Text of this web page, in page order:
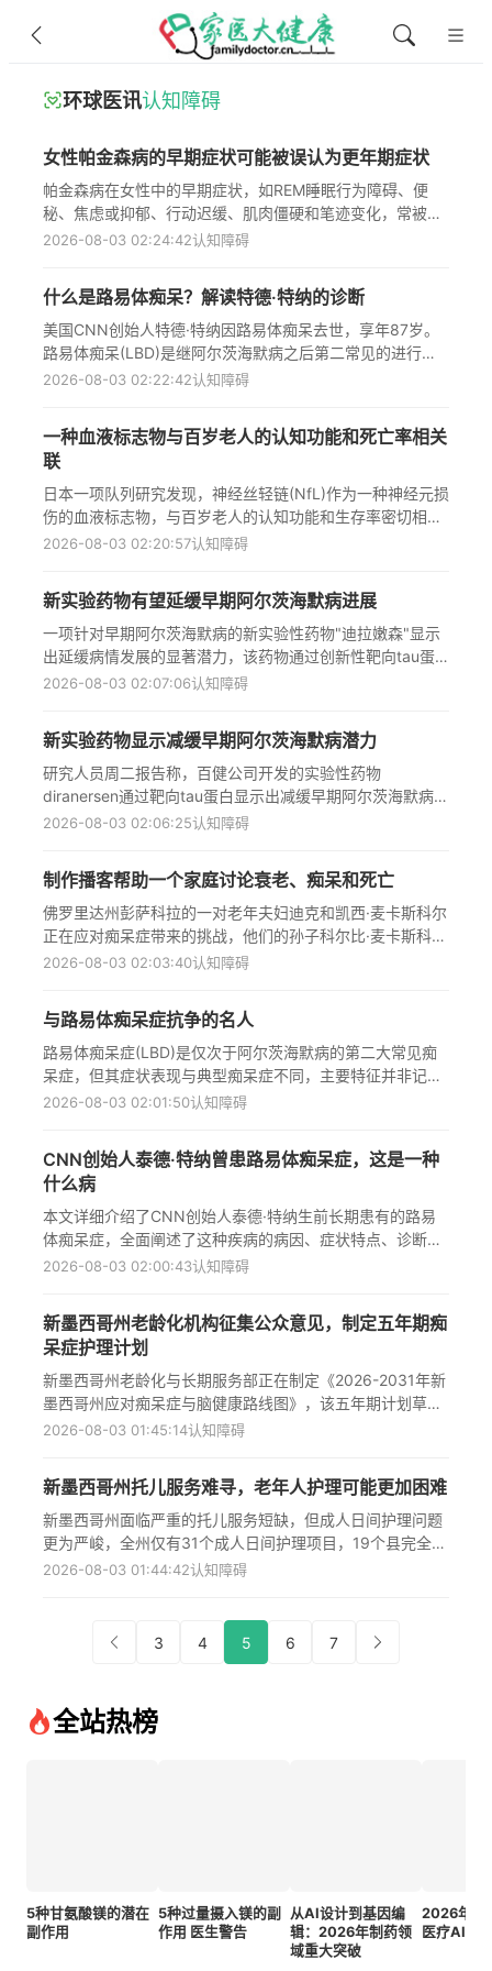
环球医讯认知障碍
女性帕金森病的早期症状可能被误认为更年期症状
帕金森病在女性中的早期症状，如REM睡眠行为障碍、便
秘、焦虑或抑郁、行动迟缓、肌肉僵硬和笔迹变化，常被误
认为是更年期症状而被忽视。文章详细介绍了女性帕金森病
女性帕金森病的早期识别和治疗效果，对于50岁左右的女性
群体尤其重要，因为这一年龄段正值更年期，症状易被混
淆。
2026-08-03 02:24:42认知障碍
什么是路易体痴呆？解读特德·特纳的诊断
美国CNN创始人特德·特纳因路易体痴呆去世，享年87岁。
路易体痴呆(LBD)是继阿尔茨海默病之后第二常见的进行性
痴呆类型，患者确诊后生存期通常为2至20年。该病症状包
目前尚无治愈方法，但胆碱酯酶抑制剂等药物可帮助缓解症
状，不过患者对药物极为敏感，需谨慎用药，错误用药可能
加剧病情甚至危及生命。
2026-08-03 02:22:42认知障碍
一种血液标志物与百岁老人的认知功能和死亡率相关
联
日本一项队列研究发现，神经丝轻链(NfL)作为一种神经元损
伤的血液标志物，与百岁老人的认知功能和生存率密切相
关。研究表明，较高的血浆NfL水平与简易精神状态检查
1.57）。相比之下，阿尔茨海默病相关生物标志物如β-淀粉
样蛋白42/40和磷酸化tau 181与死亡率的关联较弱，提示非
β-淀粉样蛋白病理或影响神经退行性的系统性病理可能在百
岁老人的发病和死亡中起更重要作用，这与近期发现的百岁
2026-08-03 02:20:57认知障碍
新实验药物有望延缓早期阿尔茨海默病进展
一项针对早期阿尔茨海默病的新实验性药物"迪拉嫩森"显示
出延缓病情发展的显著潜力，该药物通过创新性靶向tau蛋
白而非传统淀粉样蛋白的治疗路径，为影响全球数千万患者
试者中效果与现有淀粉样蛋白疗法相当，副作用仅限注射部
位疼痛和短暂混乱状态，无脑部炎症风险。百健公司正推进
大规模临床验证，同时加州大学旧金山分校启动的"阿尔茨海
默病tau蛋白平台"研究正测试包括tau疫苗在内的多种创新疗
2026-08-03 02:07:06认知障碍
新实验药物显示减缓早期阿尔茨海默病潜力
研究人员周二报告称，百健公司开发的实验性药物
diranersen通过靶向tau蛋白显示出减缓早期阿尔茨海默病的
潜力，这是一种与当前清除淀粉样蛋白治疗方法明显不同的
认知能力下降的迹象，在400人研究的一个小样本中效果与
现有淀粉样蛋白疗法相当。专家们持谨慎乐观态度，认为这
一进展将重新激发对tau机制的研究兴趣，为影响全球数千
万人的阿尔茨海默病治疗带来新希望，且没有出现抗淀粉样
2026-08-03 02:06:25认知障碍
制作播客帮助一个家庭讨论衰老、痴呆和死亡
佛罗里达州彭萨科拉的一对老年夫妇迪克和凯西·麦卡斯科尔
正在应对痴呆症带来的挑战，他们的孙子科尔比·麦卡斯科尔
通过制作名为《亲爱的爷爷》的播客，帮助全家人开始讨论
数百个参赛作品中脱颖而出，真实记录了一个家庭如何学会
谈论困难话题的过程。通过这部音频信件，科尔比终于能够
表达对祖父母日渐老去的担忧，而他的祖父母也得以分享感
受，这种开放对话减轻了科尔比对未来的恐惧，让全家关系
2026-08-03 02:03:40认知障碍
与路易体痴呆症抗争的名人
路易体痴呆症(LBD)是仅次于阿尔茨海默病的第二大常见痴
呆症，但其症状表现与典型痴呆症不同，主要特征并非记忆
丧失。本文详细介绍了八位与路易体痴呆症抗争的名人，包
福在一起"乐队成员马克·沃尔曼、亚马逊创始人杰夫·贝佐斯
的母亲杰基·贝佐斯、棒球明星汤姆·西弗以及法国演员娜塔
莉·贝伊，通过他们的真实经历展现了这种疾病对患者及其家
人的深远影响和挑战。
2026-08-03 02:01:50认知障碍
CNN创始人泰德·特纳曾患路易体痴呆症，这是一种
什么病
本文详细介绍了CNN创始人泰德·特纳生前长期患有的路易
体痴呆症，全面阐述了这种疾病的病因、症状特点、诊断方
法及治疗可能性。作为第二常见的痴呆类型，路易体痴呆症
等，目前尚无治愈方法，但通过药物治疗、物理疗法和行为
干预可有效控制症状，早期准确诊断对维持患者生活质量具
有关键意义，值得公众关注和了解。
2026-08-03 02:00:43认知障碍
新墨西哥州老龄化机构征集公众意见，制定五年期痴
呆症护理计划
新墨西哥州老龄化与长期服务部正在制定《2026-2031年新
墨西哥州应对痴呆症与脑健康路线图》，该五年期计划草案
确定了五个优先领域，包括扩大公众教育并促进早期检测、
痴呆症患者群体，特别是截至2020年已有4.6万名65岁以上
居民患有阿尔茨海默病（该病在2023年成为该州第八大死
因）的现状，提出了多项具体行动方案，如开发标准化资源
工具包、扩大护理人员支持服务等，并通过六月举行的意见
2026-08-03 01:45:14认知障碍
新墨西哥州托儿服务难寻，老年人护理可能更加困难
新墨西哥州面临严重的托儿服务短缺，但成人日间护理问题
更为严峻，全州仅有31个成人日间护理项目，19个县完全没
有此类服务；随着老年人口快速增长，预计未来五年将有四
育一样重视老年人护理服务的发展，为每个县至少建立一个
成人日间护理项目，以解决日益增长的老年人照护危机。
2026-08-03 01:44:42认知障碍
3 4 5 6 7
全站热榜
5种甘氨酸镁的潜在
副作用
5种过量摄入镁的副
作用 医生警告
从AI设计到基因编
辑：2026年制药领
域重大突破
2026年必
医疗AI模